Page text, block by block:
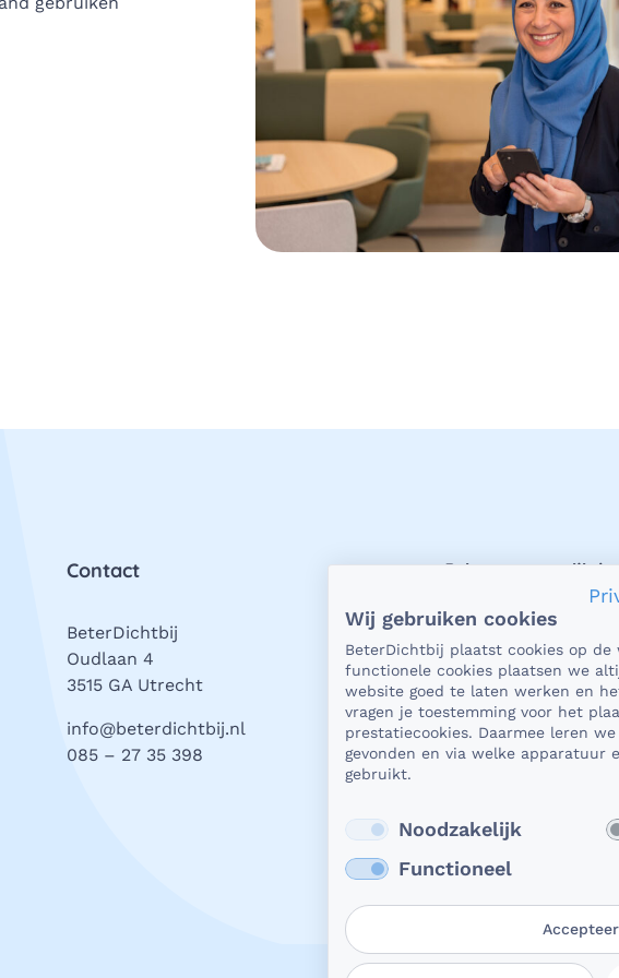
Contact
BeterDichtbij
Oudlaan 4
3515 GA Utrecht
info@beterdichtbij.nl
085 – 27 35 398
Privacy en
Als het gaat om je
natuurlijk heel
vragen in een
stellen. En dat je er
wat je deelt, niet in
valt. Daar kun je op
Lees verder
Wij gebruiken cookies
BeterDichtbij plaatst cookies op de
functionele cookies plaatsen we
website goed te laten werken en
vragen je toestemming voor het
prestatiecookies. Daarmee leren
gevonden en via welke apparatuur
gebruikt.
Noodzakelijk
Functioneel